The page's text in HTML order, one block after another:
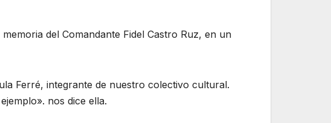
del Comandante Fidel Castro Ruz, en un
Ferré, integrante de nuestro colectivo cultural.
nos dice ella.